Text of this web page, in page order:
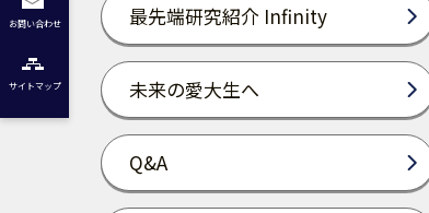
お問い合わせ
サイトマップ
最先端研究紹介 Infinity
未来の愛大生へ
Q&A